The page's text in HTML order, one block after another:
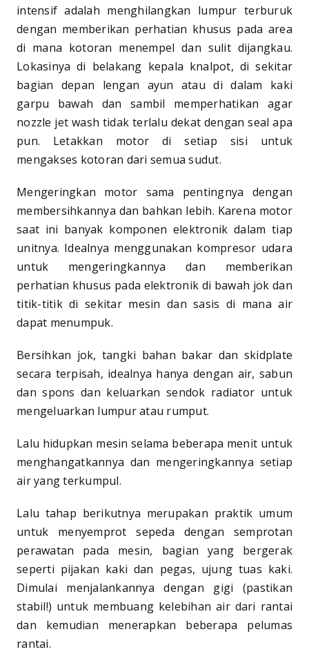
intensif adalah menghilangkan lumpur terburuk
dengan memberikan perhatian khusus pada area
di mana kotoran menempel dan sulit dijangkau.
Lokasinya di belakang kepala knalpot, di sekitar
bagian depan lengan ayun atau di dalam kaki
garpu bawah dan sambil memperhatikan agar
nozzle jet wash tidak terlalu dekat dengan seal apa
pun. Letakkan motor di setiap sisi untuk
mengakses kotoran dari semua sudut.
Mengeringkan motor sama pentingnya dengan
membersihkannya dan bahkan lebih. Karena motor
saat ini banyak komponen elektronik dalam tiap
unitnya. Idealnya menggunakan kompresor udara
untuk mengeringkannya dan memberikan
perhatian khusus pada elektronik di bawah jok dan
titik-titik di sekitar mesin dan sasis di mana air
dapat menumpuk.
Bersihkan jok, tangki bahan bakar dan skidplate
secara terpisah, idealnya hanya dengan air, sabun
dan spons dan keluarkan sendok radiator untuk
mengeluarkan lumpur atau rumput.
Lalu hidupkan mesin selama beberapa menit untuk
menghangatkannya dan mengeringkannya setiap
air yang terkumpul.
Lalu tahap berikutnya merupakan praktik umum
untuk menyemprot sepeda dengan semprotan
perawatan pada mesin, bagian yang bergerak
seperti pijakan kaki dan pegas, ujung tuas kaki.
Dimulai menjalankannya dengan gigi (pastikan
stabil!) untuk membuang kelebihan air dari rantai
dan kemudian menerapkan beberapa pelumas
rantai.